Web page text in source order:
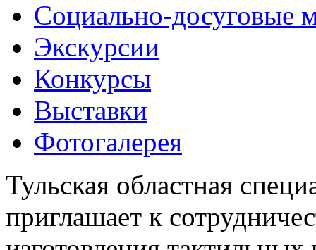
Социально-досуговые
Экскурсии
Конкурсы
Выставки
Фотогалерея
Тульская областная
приглашает к